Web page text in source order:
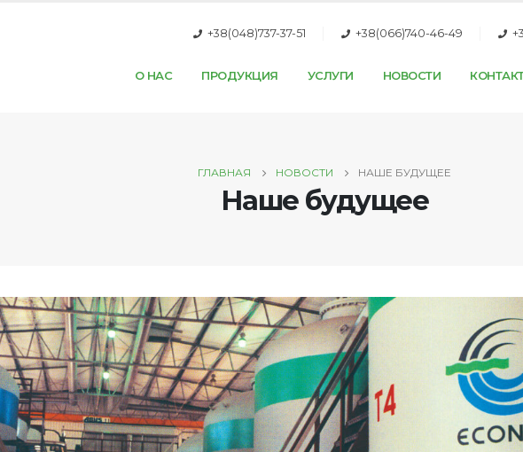
+38(048)737-37-51 +38(066)740-46-49
О НАС ПРОДУКЦИЯ УСЛУГИ НОВОСТИ
ГЛАВНАЯ НОВОСТИ НАШЕ БУДУЩЕЕ
Наше будущее